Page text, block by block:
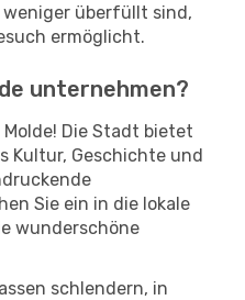
überfüllt sind,
ermöglicht.
unternehmen?
Die Stadt bietet
Kultur, Geschichte und
Sie ein in die lokale
wunderschöne
schlendern, in